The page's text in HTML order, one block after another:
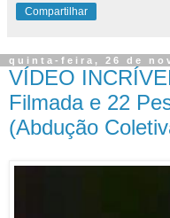
Compartilhar
quinta-feira, 26 de
VÍDEO
Filmada e 22
(Abdução